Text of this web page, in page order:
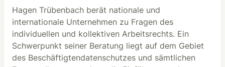
Hagen Trübenbach berät nationale und
internationale Unternehmen zu Fragen des
individuellen und kollektiven Arbeitsrechts. Ein
Schwerpunkt seiner Beratung liegt auf dem Gebiet
des Beschäftigtendatenschutzes und sämtlichen